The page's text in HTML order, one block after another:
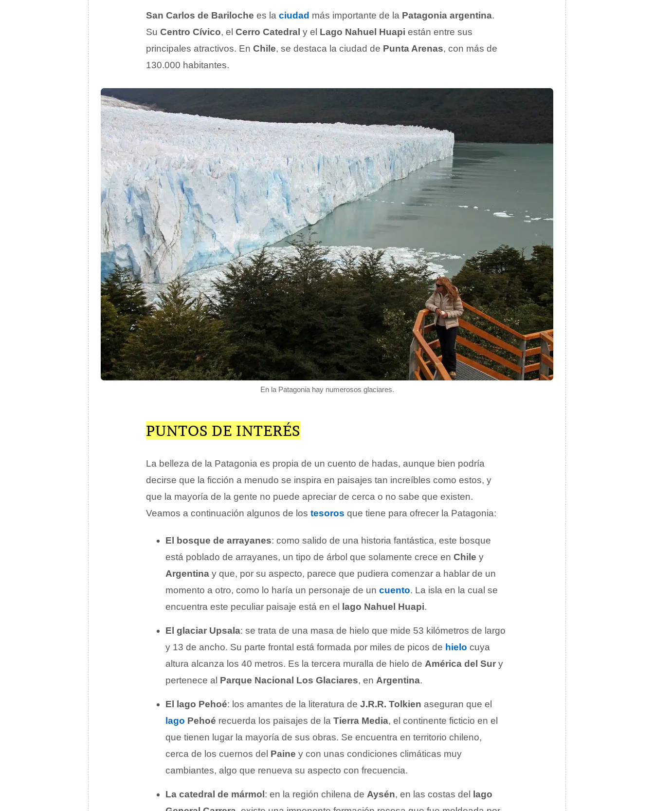
San Carlos de Bariloche es la ciudad más importante de la Patagonia argentina.
Su Centro Cívico, el Cerro Catedral y el Lago Nahuel Huapi están entre sus
principales atractivos. En Chile, se destaca la ciudad de Punta Arenas, con más de
130.000 habitantes.
En la Patagonia hay numerosos glaciares.
PUNTOS DE INTERÉS
La belleza de la Patagonia es propia de un cuento de hadas, aunque bien podría
decirse que la ficción a menudo se inspira en paisajes tan increíbles como estos, y
que la mayoría de la gente no puede apreciar de cerca o no sabe que existen.
Veamos a continuación algunos de los tesoros que tiene para ofrecer la Patagonia:
El bosque de arrayanes: como salido de una historia fantástica, este bosque
está poblado de arrayanes, un tipo de árbol que solamente crece en Chile y
Argentina y que, por su aspecto, parece que pudiera comenzar a hablar de un
momento a otro, como lo haría un personaje de un cuento. La isla en la cual se
encuentra este peculiar paisaje está en el
lago Nahuel Huapi.
El glaciar Upsala: se trata de una masa de hielo que mide 53 kilómetros de largo
y 13 de ancho. Su parte frontal está formada por miles de picos de hielo cuya
altura alcanza los 40 metros. Es la tercera muralla de hielo de América del Sur y
pertenece al Parque Nacional Los Glaciares, en Argentina.
El lago Pehoé: los amantes de la literatura de J.R.R. Tolkien aseguran que el
lago Pehoé recuerda los paisajes de la Tierra Media, el continente ficticio en el
que tienen lugar la mayoría de sus obras. Se encuentra en territorio chileno,
cerca de los cuernos del Paine y con unas condiciones climáticas muy
cambiantes, algo que renueva su aspecto con frecuencia.
La catedral de mármol : en la región chilena de Aysén, en las costas del
lago